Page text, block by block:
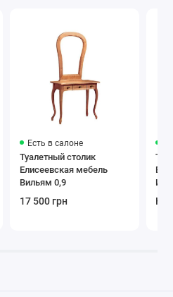
Есть в салоне
Туалетный столик
Елисеевская мебель
Вильям 0,9
17 500 грн